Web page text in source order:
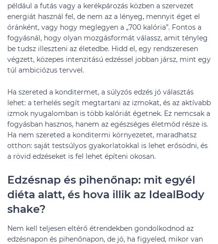
például a futás vagy a kerékpározás közben a szervezet
energiát használ fel, de nem az a lényeg, mennyit éget el
óránként, vagy hogy meglegyen a „700 kalória”. Fontos a
fogyásnál, hogy olyan mozgásformát válassz, amit tényleg
be tudsz illeszteni az életedbe. Hidd el, egy rendszeresen
végzett, közepes intenzitású edzéssel jobban jársz, mint egy
túl ambiciózus tervvel.
Ha szereted a konditermet, a súlyzós edzés jó választás
lehet: a terhelés segít megtartani az izmokat, és az aktívabb
izmok nyugalomban is több kalóriát égetnek. Ez nemcsak a
fogyásban hasznos, hanem az egészséges életmód része is.
Ha nem szereted a konditermi környezetet, maradhatsz
otthon: saját testsúlyos gyakorlatokkal is lehet erősödni, és
a rövid edzéseket is fel lehet építeni okosan.
Edzésnap és pihenőnap: mit egyél
diéta alatt, és hova illik az IdealBody
shake?
Nem kell teljesen eltérő étrendekben gondolkodnod az
edzésnapon és pihenőnapon, de jó, ha figyeled, mikor van